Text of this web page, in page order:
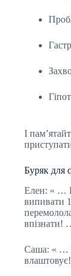
І
Буряк для
Елен: « …
випивати
впізнати!
Саша: « …